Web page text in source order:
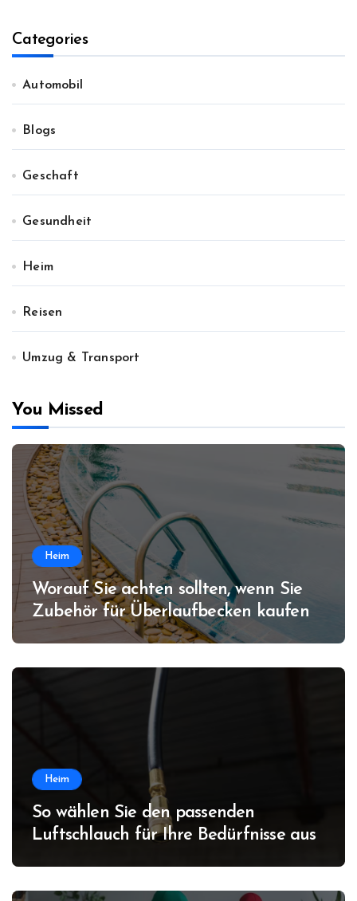
Categories
Automobil
Blogs
Geschaft
Gesundheit
Heim
Reisen
Umzug & Transport
You Missed
Heim
Worauf Sie achten sollten, wenn Sie
Zubehör für Überlaufbecken kaufen
Heim
So wählen Sie den passenden
Luftschlauch für Ihre Bedürfnisse aus